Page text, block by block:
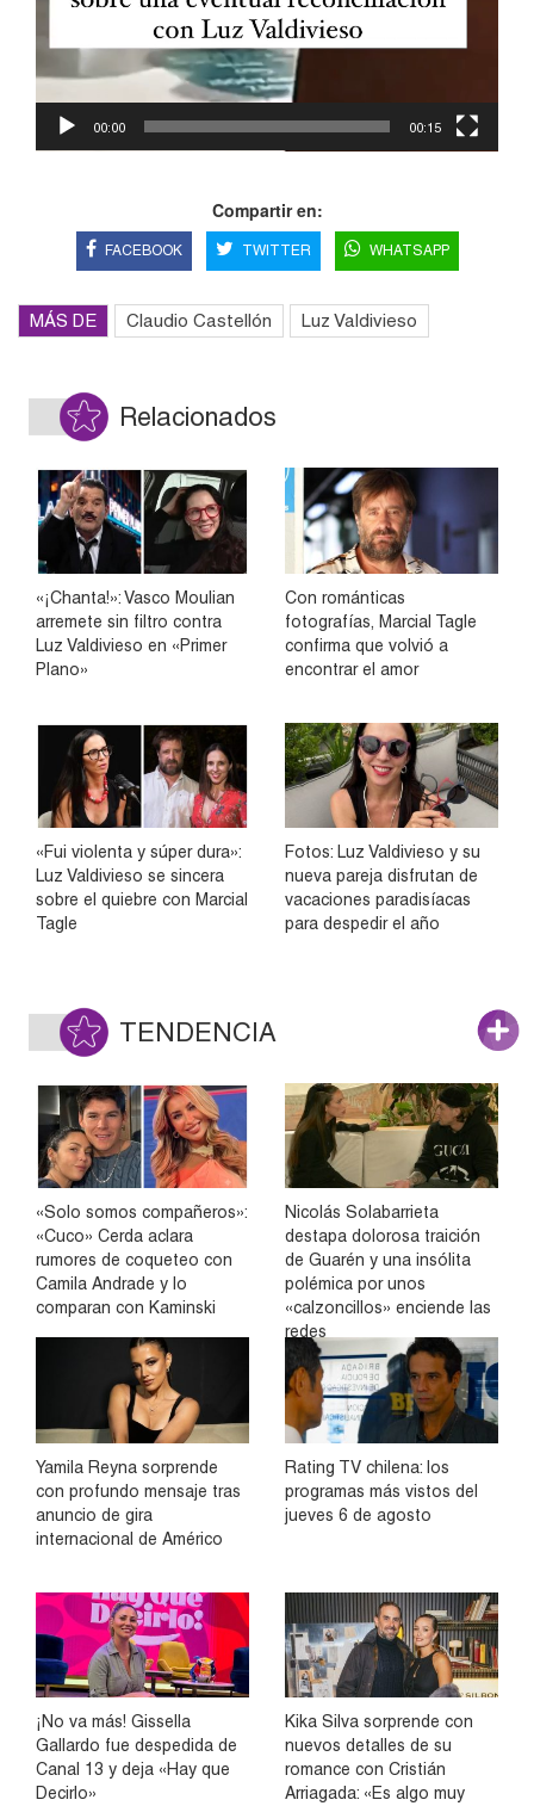
00:00 00:15
Compartir en:
FACEBOOK TWITTER WHATSAPP
MÁS DE Claudio Castellón Luz Valdivieso
Relacionados
«¡Chanta!»: Vasco Moulian
arremete sin filtro contra
Luz Valdivieso en «Primer
Plano»
Con románticas
fotografías, Marcial Tagle
confirma que volvió a
encontrar el amor
«Fui violenta y súper dura»:
Luz Valdivieso se sincera
sobre el quiebre con Marcial
Tagle
Fotos: Luz Valdivieso y su
nueva pareja disfrutan de
vacaciones paradisíacas
para despedir el año
TENDENCIA
«Solo somos compañeros»:
«Cuco» Cerda aclara
rumores de coqueteo con
Camila Andrade y lo
comparan con Kaminski
Nicolás Solabarrieta
destapa dolorosa traición
de Guarén y una insólita
polémica por unos
«calzoncillos» enciende las
redes
Yamila Reyna sorprende
con profundo mensaje tras
anuncio de gira
internacional de Américo
Rating TV chilena: los
programas más vistos del
jueves 6 de agosto
¡No va más! Gissella
Gallardo fue despedida de
Canal 13 y deja «Hay que
Decirlo»
Kika Silva sorprende con
nuevos detalles de su
romance con Cristián
Arriagada: «Es algo muy